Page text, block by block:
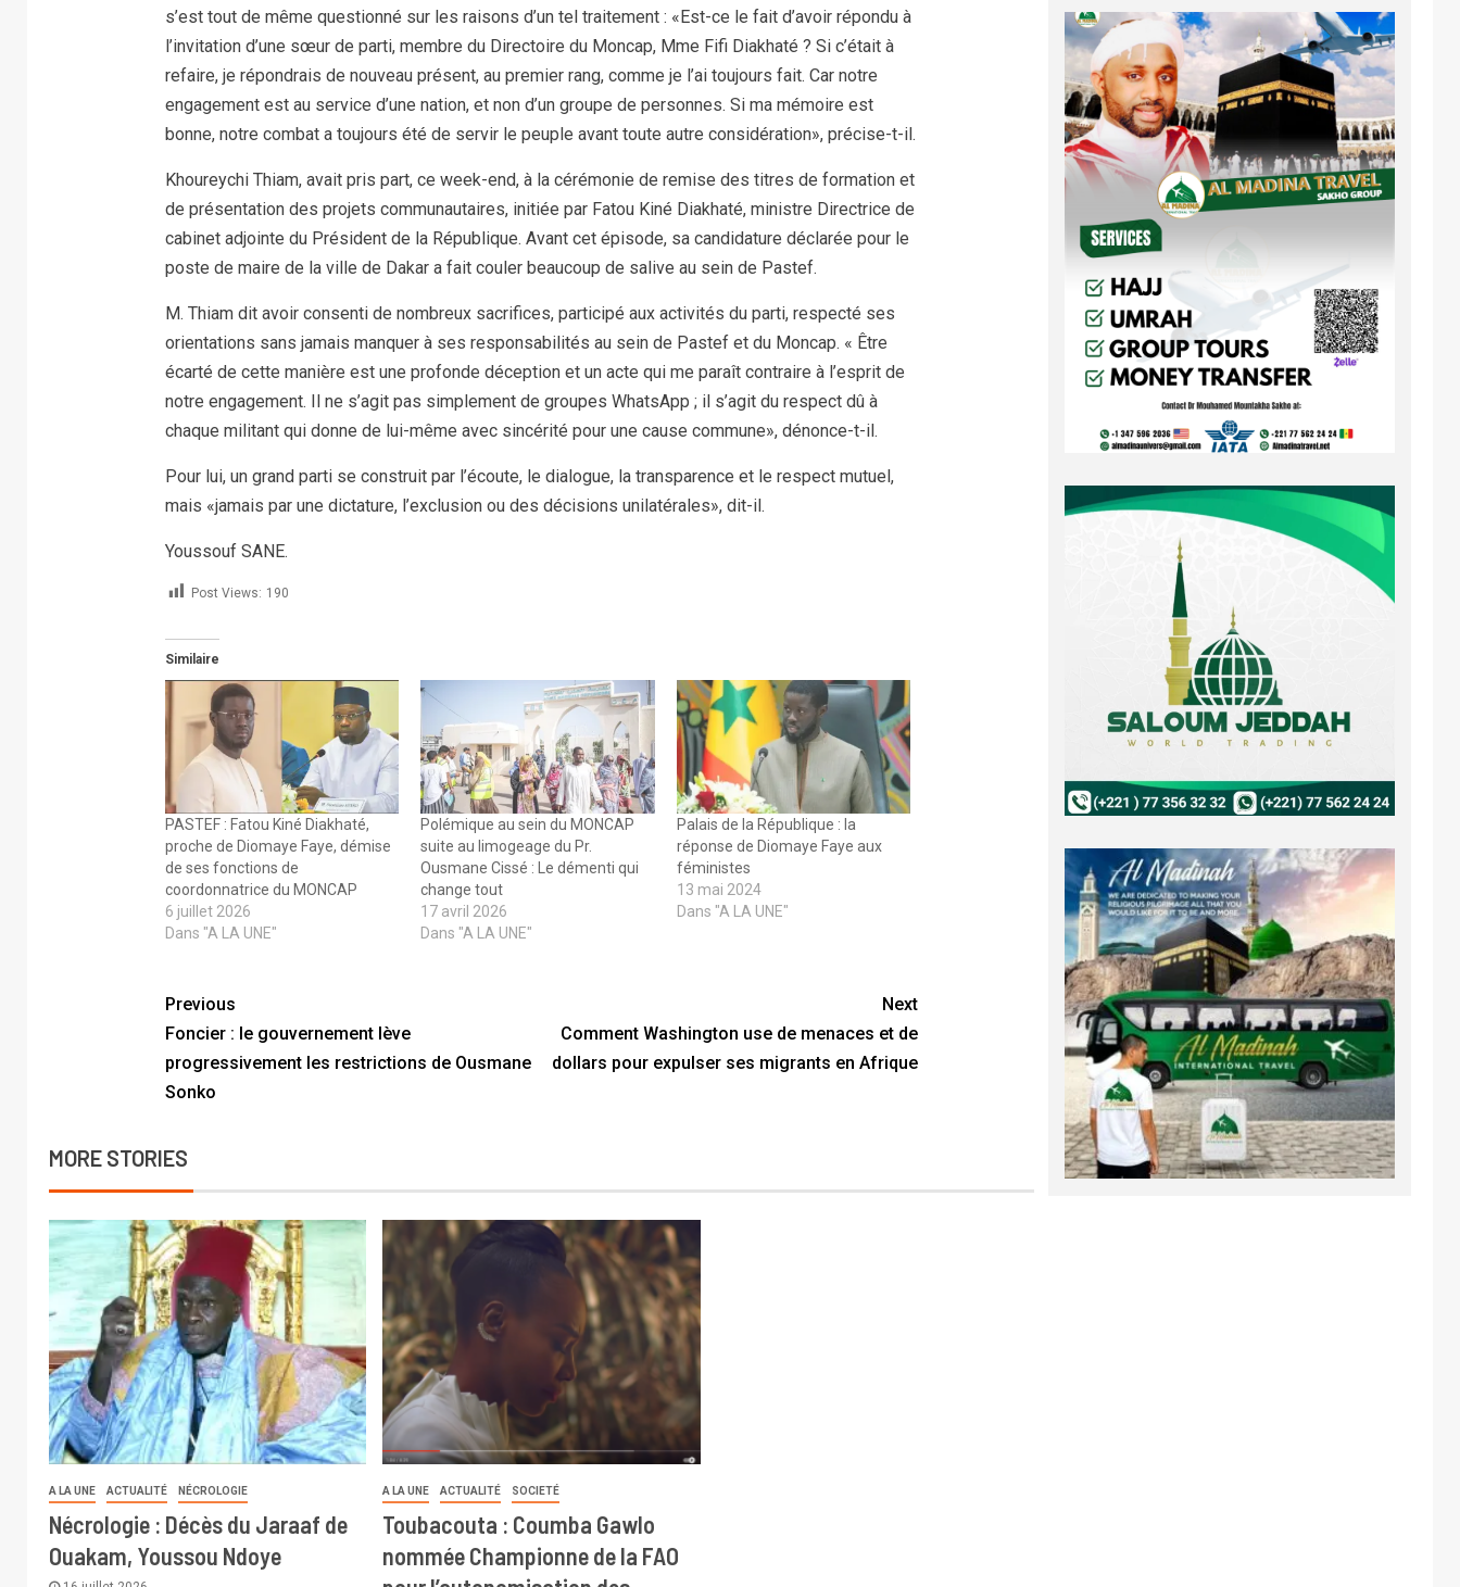
s’est tout de même questionné sur les raisons d’un tel traitement : «Est-ce le fait d’avoir répondu à
l’invitation d’une sœur de parti, membre du Directoire du Moncap, Mme Fifi Diakhaté ? Si c’était à
refaire, je répondrais de nouveau présent, au premier rang, comme je l’ai toujours fait. Car notre
engagement est au service d’une nation, et non d’un groupe de personnes. Si ma mémoire est
bonne, notre combat a toujours été de servir le peuple avant toute autre considération», précise-t-il.
Khoureychi Thiam, avait pris part, ce week-end, à la cérémonie de remise des titres de formation et
de présentation des projets communautaires, initiée par Fatou Kiné Diakhaté, ministre Directrice de
cabinet adjointe du Président de la République. Avant cet épisode, sa candidature déclarée pour le
poste de maire de la ville de Dakar a fait couler beaucoup de salive au sein de Pastef.
M. Thiam dit avoir consenti de nombreux sacrifices, participé aux activités du parti, respecté ses
orientations sans jamais manquer à ses responsabilités au sein de Pastef et du Moncap. « Être
écarté de cette manière est une profonde déception et un acte qui me paraît contraire à l’esprit de
notre engagement. Il ne s’agit pas simplement de groupes WhatsApp ; il s’agit du respect dû à
chaque militant qui donne de lui-même avec sincérité pour une cause commune», dénonce-t-il.
Pour lui, un grand parti se construit par l’écoute, le dialogue, la transparence et le respect mutuel,
mais «jamais par une dictature, l’exclusion ou des décisions unilatérales», dit-il.
Youssouf SANE.
Post Views: 190
Similaire
PASTEF : Fatou Kiné Diakhaté,
proche de Diomaye Faye, démise
de ses fonctions de
coordonnatrice du MONCAP
6 juillet 2026
Dans "A LA UNE"
Polémique au sein du MONCAP
suite au limogeage du Pr.
Ousmane Cissé : Le démenti qui
change tout
17 avril 2026
Dans "A LA UNE"
Palais de la République : la
réponse de Diomaye Faye aux
féministes
13 mai 2024
Dans "A LA UNE"
Previous
Foncier : le gouvernement lève
progressivement les restrictions de Ousmane
Sonko
Next
Comment Washington use de menaces et de
dollars pour expulser ses migrants en Afrique
MORE STORIES
A LA UNE ACTUALITÉ NÉCROLOGIE
Nécrologie : Décès du Jaraaf de
Ouakam, Youssou Ndoye
A LA UNE ACTUALITÉ SOCIETÉ
Toubacouta : Coumba Gawlo
nommée Championne de la FAO